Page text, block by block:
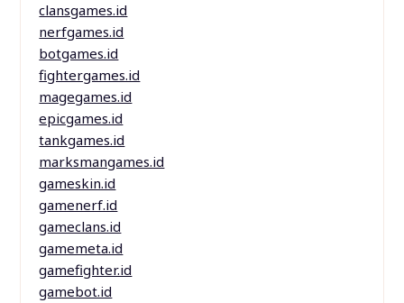
clansgames.id
nerfgames.id
botgames.id
fightergames.id
magegames.id
epicgames.id
tankgames.id
marksmangames.id
gameskin.id
gamenerf.id
gameclans.id
gamemeta.id
gamefighter.id
gamebot.id